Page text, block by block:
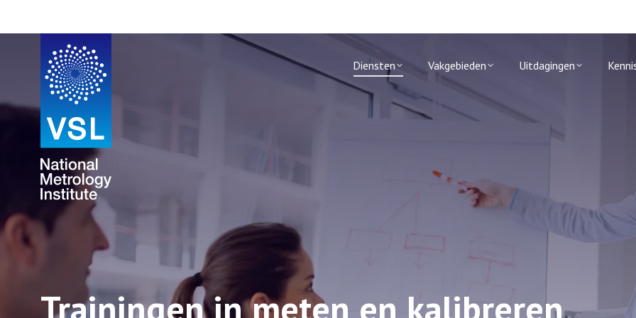
Diensten Vakgebieden Uitdagingen
Trainingen in meten en kalibreren